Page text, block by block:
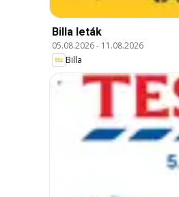
Billa leták
05.08.2026- 11.08.2026
Billa